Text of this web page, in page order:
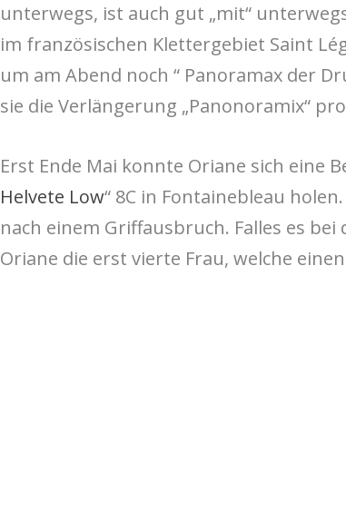
unterwegs, ist auch gut „mit“
im französischen Klettergebiet Saint
um am Abend noch “ Panoramax der
sie die Verlängerung „Panonoramix“
Erst Ende Mai konnte Oriane sich eine
Helvete Low“ 8C in Fontainebleau
nach einem Griffausbruch. Falles es
Oriane die erst vierte Frau, welche